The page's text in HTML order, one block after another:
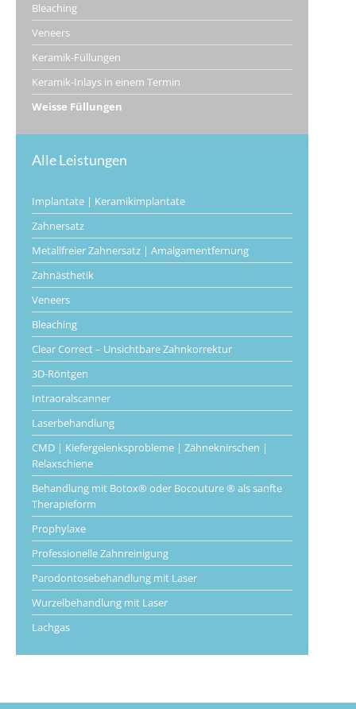
Bleaching
Veneers
Keramik-Füllungen
Keramik-Inlays in einem Termin
Weisse Füllungen
Alle Leistungen
Implantate | Keramikimplantate
Zahnersatz
Metallfreier Zahnersatz | Amalgamentfernung
Zahnästhetik
Veneers
Bleaching
Clear Correct – Unsichtbare Zahnkorrektur
3D-Röntgen
Intraoralscanner
Laserbehandlung
CMD | Kiefergelenksprobleme | Zähneknirschen |
Relaxschiene
Behandlung mit Botox® oder Bocouture ® als sanfte
Therapieform
Prophylaxe
Professionelle Zahnreinigung
Parodontosebehandlung mit Laser
Wurzelbehandlung mit Laser
Lachgas